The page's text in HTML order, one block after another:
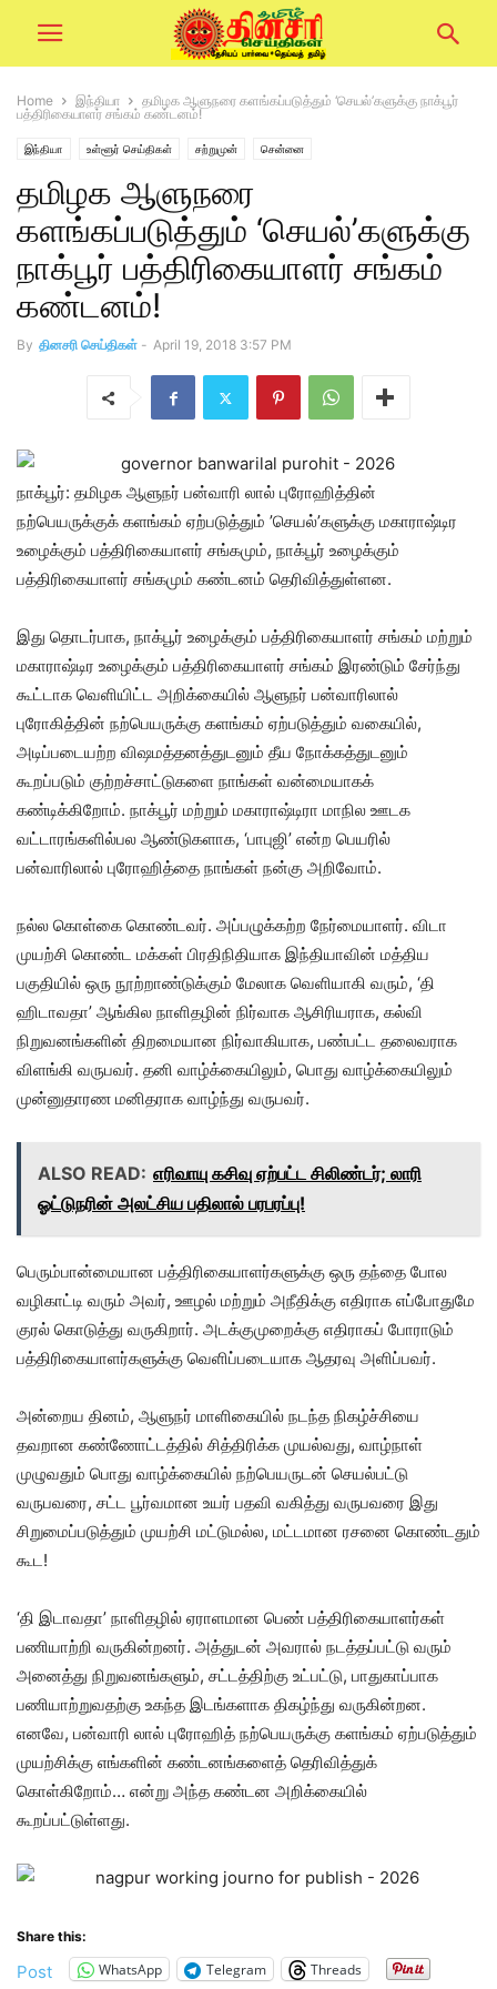
Home இந்தியா
தமிழக ஆளுநரை களங்கப்படுத்தும் ‘செயல்’களுக்கு நாக்பூர்
பத்திரிகையாளர் சங்கம் கண்டனம்!
இந்தியா உள்ளூர் செய்திகள் சற்றுமுன் சென்னை
தமிழக ஆளுநரை
களங்கப்படுத்தும் ‘செயல்’களுக்கு
நாக்பூர் பத்திரிகையாளர் சங்கம்
கண்டனம்!
By தினசரி செய்திகள் - April 19, 2018 3:57 PM
நாக்பூர்: தமிழக ஆளுநர் பன்வாரி லால் புரோஹித்தின்
நற்பெயருக்குக் களங்கம் ஏற்படுத்தும் ’செயல்’களுக்கு மகாராஷ்டிர
உழைக்கும் பத்திரிகையாளர் சங்கமும், நாக்பூர் உழைக்கும்
பத்திரிகையாளர் சங்கமும் கண்டனம் தெரிவித்துள்ளன.
இது தொடர்பாக, நாக்பூர் உழைக்கும் பத்திரிகையாளர் சங்கம் மற்றும்
மகாராஷ்டிர உழைக்கும் பத்திரிகையாளர் சங்கம் இரண்டும் சேர்ந்து
கூட்டாக வெளியிட்ட அறிக்கையில் ஆளுநர் பன்வாரிலால்
புரோகித்தின் நற்பெயருக்கு களங்கம் ஏற்படுத்தும் வகையில்,
அடிப்படையற்ற விஷமத்தனத்துடனும் தீய நோக்கத்துடனும்
கூறப்படும் குற்றச்சாட்டுகளை நாங்கள் வன்மையாகக்
கண்டிக்கிறோம். நாக்பூர் மற்றும் மகாராஷ்டிரா மாநில ஊடக
வட்டாரங்களில்பல ஆண்டுகளாக, ‘பாபுஜி’ என்ற பெயரில்
பன்வாரிலால் புரோஹித்தை நாங்கள் நன்கு அறிவோம்.
நல்ல கொள்கை கொண்டவர். அப்பழுக்கற்ற நேர்மையாளர். விடா
முயற்சி கொண்ட மக்கள் பிரதிநிதியாக இந்தியாவின் மத்திய
பகுதியில் ஒரு நூற்றாண்டுக்கும் மேலாக வெளியாகி வரும், ‘தி
ஹிடாவதா’ ஆங்கில நாளிதழின் நிர்வாக ஆசிரியராக, கல்வி
நிறுவனங்களின் திறமையான நிர்வாகியாக, பண்பட்ட தலைவராக
விளங்கி வருபவர். தனி வாழ்க்கையிலும், பொது வாழ்க்கையிலும்
முன்னுதாரண மனிதராக வாழ்ந்து வருபவர்.
ALSO READ: எரிவாயு கசிவு ஏற்பட்ட சிலிண்டர்; லாரி
ஓட்டுநரின் அலட்சிய பதிலால் பரபரப்பு!
பெரும்பான்மையான பத்திரிகையாளர்களுக்கு ஒரு தந்தை போல
வழிகாட்டி வரும் அவர், ஊழல் மற்றும் அநீதிக்கு எதிராக எப்போதுமே
குரல் கொடுத்து வருகிறார். அடக்குமுறைக்கு எதிராகப் போராடும்
பத்திரிகையாளர்களுக்கு வெளிப்படையாக ஆதரவு அளிப்பவர்.
அன்றைய தினம், ஆளுநர் மாளிகையில் நடந்த நிகழ்ச்சியை
தவறான கண்ணோட்டத்தில் சித்திரிக்க முயல்வது, வாழ்நாள்
முழுவதும் பொது வாழ்க்கையில் நற்பெயருடன் செயல்பட்டு
வருபவரை, சட்ட பூர்வமான உயர் பதவி வகித்து வருபவரை இது
சிறுமைப்படுத்தும் முயற்சி மட்டுமல்ல, மட்டமான ரசனை கொண்டதும்
கூட!
‘தி இடாவதா’ நாளிதழில் ஏராளமான பெண் பத்திரிகையாளர்கள்
பணியாற்றி வருகின்றனர். அத்துடன் அவரால் நடத்தப்பட்டு வரும்
அனைத்து நிறுவனங்களும், சட்டத்திற்கு உட்பட்டு, பாதுகாப்பாக
பணியாற்றுவதற்கு உகந்த இடங்களாக திகழ்ந்து வருகின்றன.
எனவே, பன்வாரி லால் புரோஹித் நற்பெயருக்கு களங்கம் ஏற்படுத்தும்
முயற்சிக்கு எங்களின் கண்டனங்களைத் தெரிவித்துக்
கொள்கிறோம்… என்று அந்த கண்டன அறிக்கையில்
கூறப்பட்டுள்ளது.
Share this:
Post WhatsApp Telegram Threads